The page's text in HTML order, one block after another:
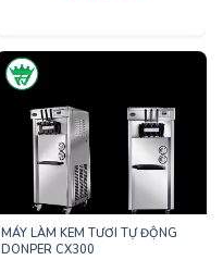
MÁY LÀM KEM TƯƠI TỰ ĐỘNG
DONPER CX300